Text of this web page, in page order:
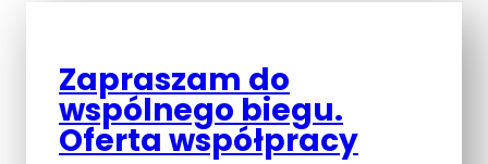
Zapraszam do
wspólnego biegu.
Oferta współpracy